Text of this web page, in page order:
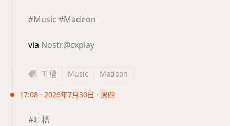
#Music #Madeon
via Nostr@cxplay
吐槽 Music Madeon
17:08 · 2026年7月30日 · 周四
#吐槽